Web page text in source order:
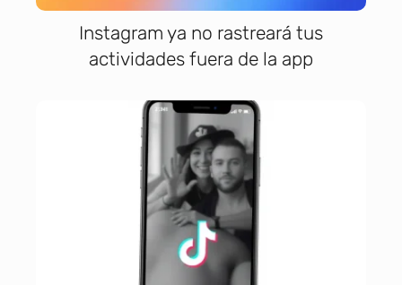
Instagram ya no rastreará tus
actividades fuera de la app